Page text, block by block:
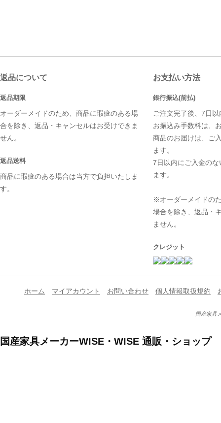
返品について
返品期限
オーダーメイドのため、商品に瑕疵のある場
合を除き、返品・キャンセルはお受けできま
せん。
返品送料
商品に瑕疵のある場合は当方で負担いたしま
す。
お支払い方法
銀行振込(前払)
ご注文完了後、7日
お振込み手数料は、
商品のお届けは、ご
ます。
7日以内にご入金の
ます。
※オーダーメイドの
場合を除き、返品・
ません。
クレジット
ホーム マイアカウント お問い合わせ 個人情報取扱規約
国産家具
国産家具メーカーWISE・WISE 通販・ショップ